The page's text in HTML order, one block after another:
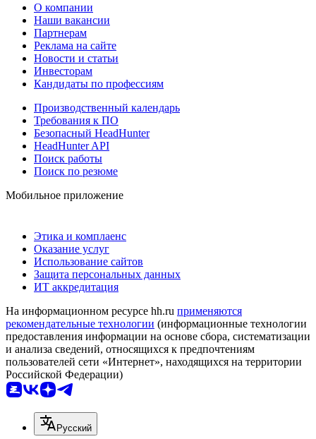
О компании
Наши вакансии
Партнерам
Реклама на сайте
Новости и статьи
Инвесторам
Кандидаты по профессиям
Производственный календарь
Требования к ПО
Безопасный HeadHunter
HeadHunter API
Поиск работы
Поиск по резюме
Мобильное приложение
Этика и комплаенс
Оказание услуг
Использование сайтов
Защита персональных данных
ИТ аккредитация
На информационном ресурсе hh.ru применяются
рекомендательные технологии (информационные технологии
предоставления информации на основе сбора, систематизации
и анализа сведений, относящихся к предпочтениям
пользователей сети «Интернет», находящихся на территории
Российской Федерации)
Русский